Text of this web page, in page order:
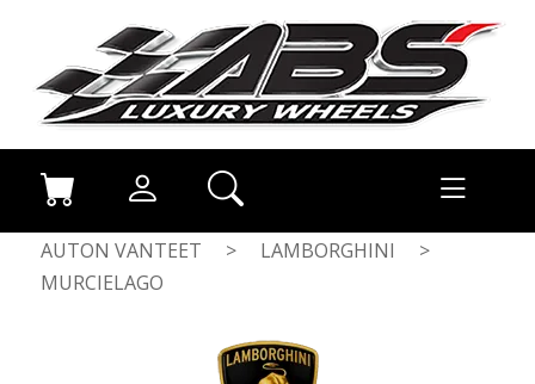
AUTON VANTEET > LAMBORGHINI
>
MURCIELAGO